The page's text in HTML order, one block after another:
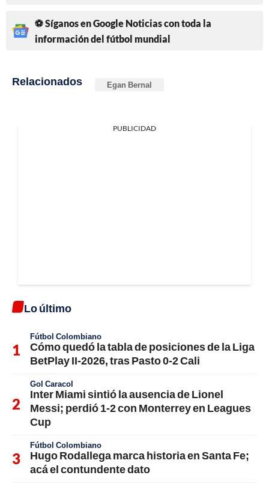
⚽ Síganos en Google Noticias con toda la
información del fútbol mundial
Relacionados Egan Bernal
PUBLICIDAD
Lo último
Fútbol Colombiano
Cómo quedó la tabla de posiciones de la Liga
BetPlay II-2026, tras Pasto 0-2 Cali
Gol Caracol
Inter Miami sintió la ausencia de Lionel
Messi; perdió 1-2 con Monterrey en Leagues
Cup
Fútbol Colombiano
Hugo Rodallega marca historia en Santa Fe;
acá el contundente dato